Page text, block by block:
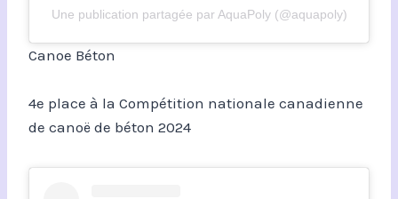
Une publication partagée par AquaPoly (@aquapoly)
Canoe Béton
4e place à la Compétition nationale canadienne
de canoë de béton 2024